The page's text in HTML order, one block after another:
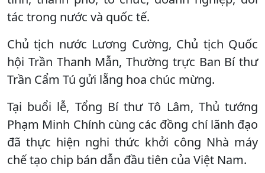
tác trong nước và quốc tế.
Chủ tịch nước Lương Cường, Chủ tịch Quốc
hội Trần Thanh Mẫn, Thường trực Ban Bí thư
Trần Cẩm Tú gửi lẵng hoa chúc mừng.
Tại buổi lễ, Tổng Bí thư Tô Lâm, Thủ tướng
Phạm Minh Chính cùng các đồng chí lãnh đạo
đã thực hiện nghi thức khởi công Nhà máy
chế tạo chip bán dẫn đầu tiên của Việt Nam.